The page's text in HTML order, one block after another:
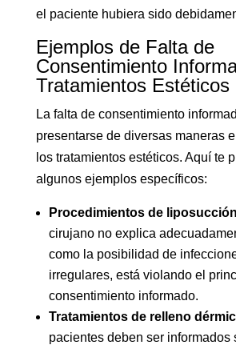
el paciente hubiera sido
Ejemplos de Falta de
Consentimiento
Tratamientos Estéticos
La falta de consentimiento
presentarse de diversas maneras
los tratamientos estéticos. Aquí te
algunos ejemplos específicos:
Procedimientos de
cirujano no explica
como la posibilidad de
irregulares, está violando el
consentimiento informado.
Tratamientos de relleno
pacientes deben ser informados